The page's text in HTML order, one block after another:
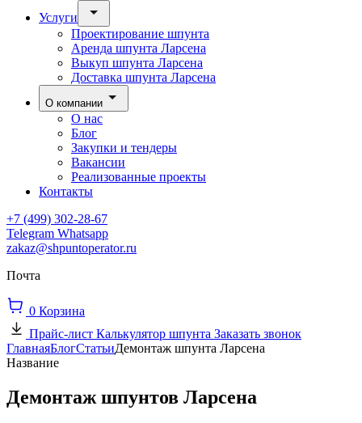
Услуги
Проектирование шпунта
Аренда шпунта Ларсена
Выкуп шпунта Ларсена
Доставка шпунта Ларсена
О компании
О нас
Блог
Закупки и тендеры
Вакансии
Реализованные проекты
Контакты
+7 (499) 302-28-67
Telegram Whatsapp
zakaz@shpuntoperator.ru
Почта
0 Корзина
Прайс-лист Калькулятор шпунта Заказать звонок
ГлавнаяБлогСтатьиДемонтаж шпунта Ларсена
Название
Демонтаж шпунтов Ларсена